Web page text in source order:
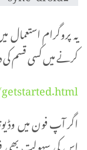
یہ پروگرام
کرنے میں کسی قسم کی
اگر آپ فون میں